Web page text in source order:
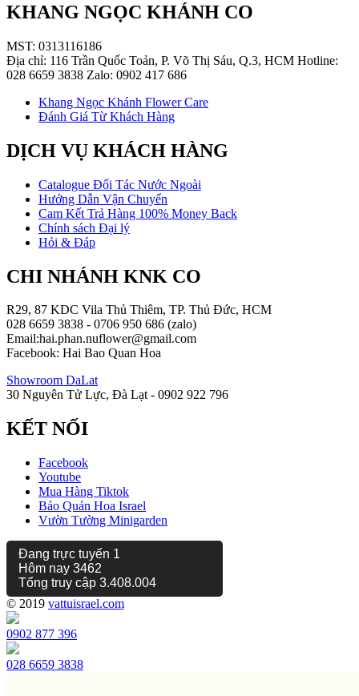
KHANG NGỌC KHÁNH CO
MST: 0313116186
Địa chỉ: 116 Trần Quốc Toản, P. Võ Thị Sáu, Q.3, HCM Hotline:
028 6659 3838 Zalo: 0902 417 686
Khang Ngọc Khánh Flower Care
Đánh Giá Từ Khách Hàng
DỊCH VỤ KHÁCH HÀNG
Catalogue Đối Tác Nước Ngoài
Hướng Dẫn Vận Chuyển
Cam Kết Trả Hàng 100% Money Back
Chính sách Đại lý
Hỏi & Đáp
CHI NHÁNH KNK CO
R29, 87 KDC Vila Thủ Thiêm, TP. Thủ Đức, HCM
028 6659 3838 - 0706 950 686 (zalo)
Email:hai.phan.nuflower@gmail.com
Facebook: Hai Bao Quan Hoa
Showroom DaLat
30 Nguyên Tử Lực, Đà Lạt - 0902 922 796
KẾT NỐI
Facebook
Youtube
Mua Hàng Tiktok
Bảo Quản Hoa Israel
Vườn Tường Minigarden
Đang trực tuyến 1
Hôm nay 3462
Tổng truy cập 3.408.004
© 2019 vattuisrael.com
0902 877 396
028 6659 3838